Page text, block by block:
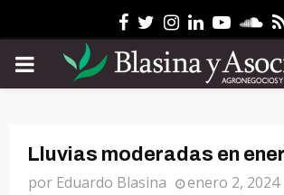
Facebook
Twitter
Instagram
Linkedin
PRIMARY
Lluvias moderadas en
por Eduardo Blasina enero 2, 2024